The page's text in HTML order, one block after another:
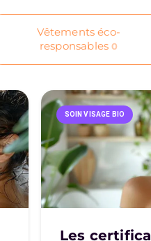
Vêtements éco-
responsables0
SOIN VISAGE BIO
Les